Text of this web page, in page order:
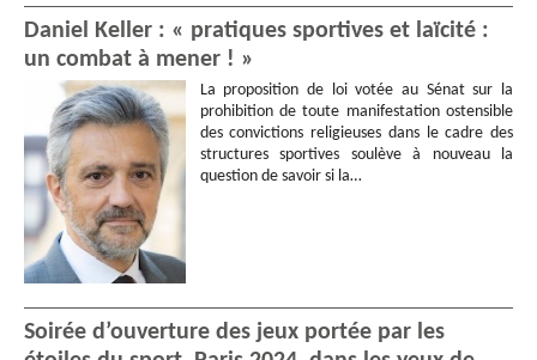
Daniel Keller : « pratiques sportives et laïcité :
un combat à mener ! »
La proposition de loi votée au Sénat sur la
prohibition de toute manifestation ostensible
des convictions religieuses dans le cadre des
structures sportives soulève à nouveau la
question de savoir si la…
Soirée d’ouverture des jeux portée par les